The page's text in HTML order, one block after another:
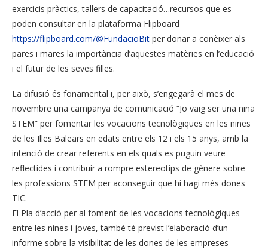
exercicis pràctics, tallers de capacitació…recursos que es
poden consultar en la plataforma Flipboard
https://flipboard.com/@FundacioBit per donar a conèixer als
pares i mares la importància d’aquestes matèries en l’educació
i el futur de les seves filles.
La difusió és fonamental i, per això, s’engegarà el mes de
novembre una campanya de comunicació “Jo vaig ser una nina
STEM” per fomentar les vocacions tecnològiques en les nines
de les Illes Balears en edats entre els 12 i els 15 anys, amb la
intenció de crear referents en els quals es puguin veure
reflectides i contribuir a rompre estereotips de gènere sobre
les professions STEM per aconseguir que hi hagi més dones
TIC.
El Pla d’acció per al foment de les vocacions tecnològiques
entre les nines i joves, també té previst l’elaboració d’un
informe sobre la visibilitat de les dones de les empreses